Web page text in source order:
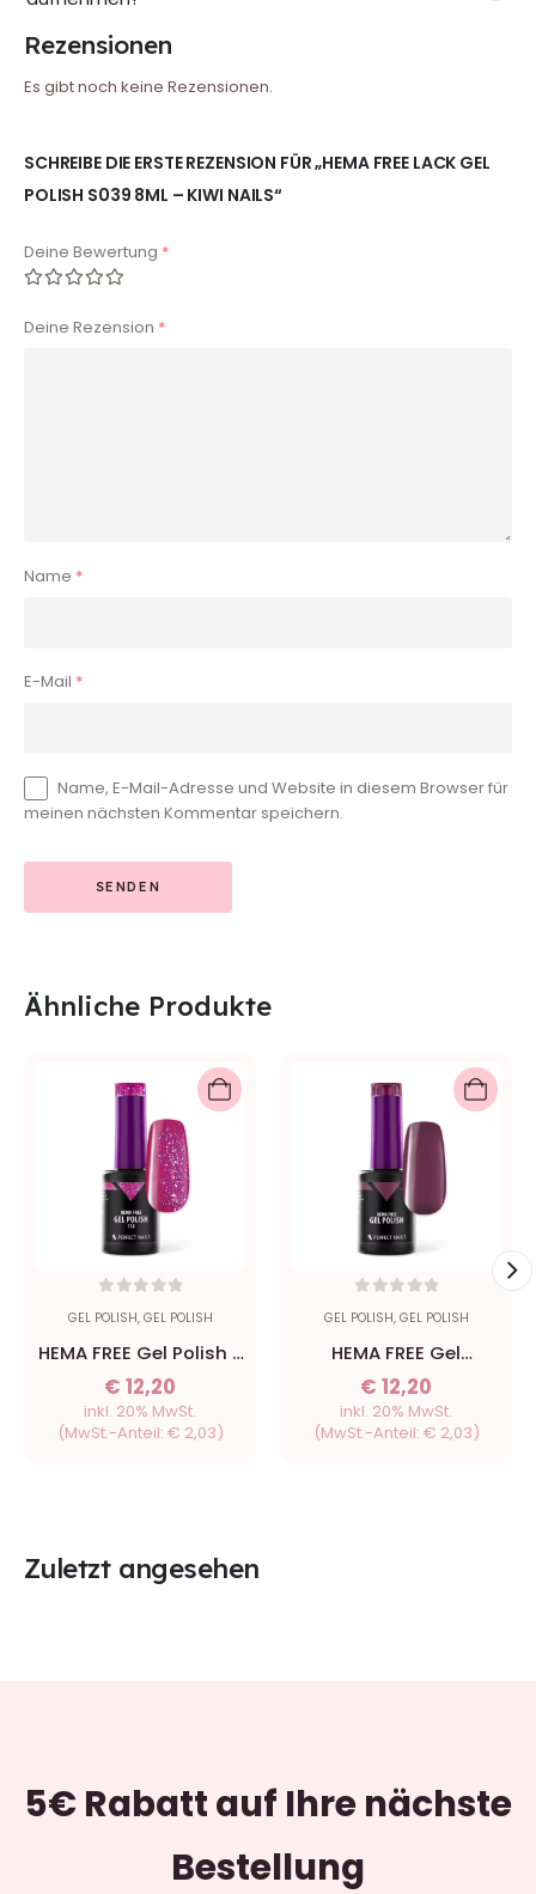
Rezensionen
Es gibt noch keine Rezensionen.
SCHREIBE DIE ERSTE REZENSION FÜR „HEMA FREE LACK GEL
POLISH S039 8ML – KIWI NAILS“
Deine Bewertung *
Deine Rezension *
Name *
E-Mail *
Name, E-Mail-Adresse und Website in diesem Browser für
meinen nächsten Kommentar speichern.
Ähnliche Produkte
GEL POLISH, GEL POLISH
HEMA FREE Gel Polish -
118 Nordic Pink - 8ml
€ 12,20
inkl. 20% MwSt.
(MwSt.-Anteil: € 2,03)
GEL POLISH, GEL POLISH
HEMA FREE Gel
Beetroot - 8ml
€ 12,20
inkl. 20% MwSt.
(MwSt.-Anteil: € 2,03)
Zuletzt angesehen
5€ Rabattauf Ihre nächste
Bestellung